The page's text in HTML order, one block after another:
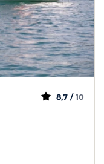
8,7 / 10